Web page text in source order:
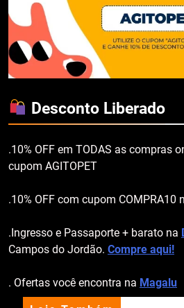
Desconto Liberado
.10% OFF em TODAS as compras
cupom AGITOPET
.10% OFF com cupom COMPRA10
.Ingresso e Passaporte + barato na
Campos do Jordão. Compre aqui!
. Ofertas você encontra na Magalu